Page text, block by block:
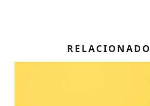
RELACIONADO